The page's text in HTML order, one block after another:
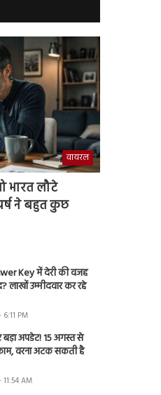
वायरल
भारत लौटे
ने बहुत कुछ
Key में देरी की वजह
लाखों उम्मीदवार कर रहे
PM
बड़ा अपडेट! 15 अगस्त से
वरना अटक सकती है
AM